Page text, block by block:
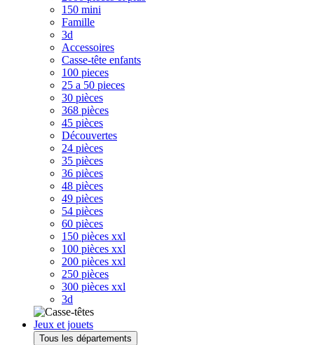
150 mini
Famille
3d
Accessoires
Casse-tête enfants
100 pieces
25 a 50 pieces
30 pièces
368 pièces
45 pièces
Découvertes
24 pièces
35 pièces
36 pièces
48 pièces
49 pièces
54 pièces
60 pièces
150 pièces xxl
100 pièces xxl
200 pièces xxl
250 pièces
300 pièces xxl
3d
Jeux et jouets
Tous les départements